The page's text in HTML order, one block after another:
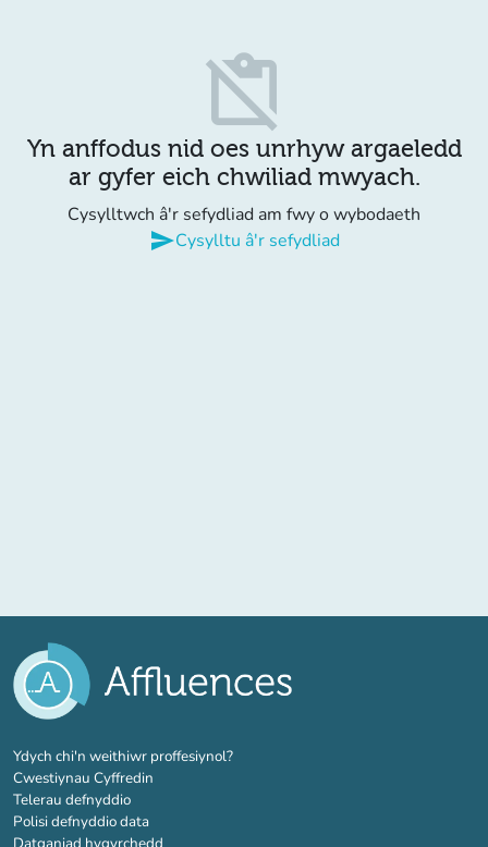
content_paste_off
Yn anffodus nid oes unrhyw argaeledd
ar gyfer eich chwiliad mwyach.
Cysylltwch â'r sefydliad am fwy o wybodaeth
sendCysylltu â'r sefydliad
Ydych chi'n weithiwr proffesiynol?(tab newydd)
Cwestiynau Cyffredin
Telerau defnyddio
Polisi defnyddio data